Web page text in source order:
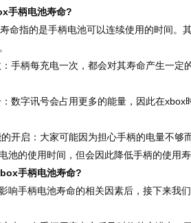
手柄电池寿命?
指的是手柄电池可以连续使用的时间。
柄每充电一次，都会对其寿命产生一定
字讯号会占用更多的能量，因此在xbox
启：大家可能因为担心手柄的电量不够
池的使用时间，但会因此降低手柄的使用
手柄电池寿命?
手柄电池寿命的相关因素后，接下来我们